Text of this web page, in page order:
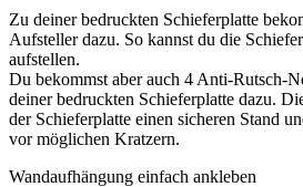
Zu deiner bedruckten Schieferplatte
Aufsteller dazu. So kannst du die
aufstellen.
Du bekommst aber auch 4 Anti-Rutsch-
deiner bedruckten Schieferplatte dazu.
der Schieferplatte einen sicheren Stand
vor möglichen Kratzern.
Wandaufhängung einfach ankleben